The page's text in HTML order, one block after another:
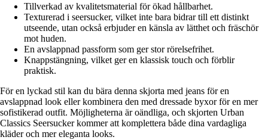
Tillverkad av kvalitetsmaterial för ökad hållbarhet.
Texturerad i seersucker, vilket inte bara bidrar till ett distinkt
utseende, utan också erbjuder en känsla av lätthet och fräschör
mot huden.
En avslappnad passform som ger stor rörelsefrihet.
Knappstängning, vilket ger en klassisk touch och förblir
praktisk.
För en lyckad stil kan du bära denna skjorta med jeans för en
avslappnad look eller kombinera den med dressade byxor för en mer
sofistikerad outfit. Möjligheterna är oändliga, och skjorten Urban
Classics Seersucker kommer att komplettera både dina vardagliga
kläder och mer eleganta looks.